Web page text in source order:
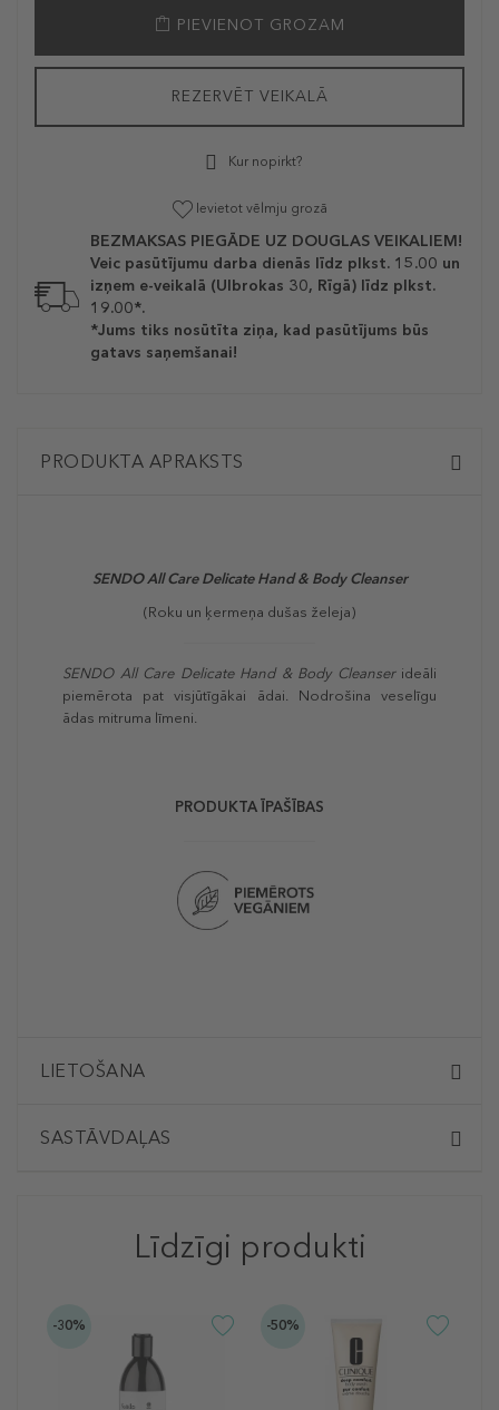
PIEVIENOT GROZAM
REZERVĒT VEIKALĀ
Kur nopirkt?
Ievietot vēlmju grozā
BEZMAKSAS PIEGĀDE UZ DOUGLAS VEIKALIEM!
Veic pasūtījumu darba dienās līdz plkst. 15.00 un
izņem e-veikalā (Ulbrokas 30, Rīgā) līdz plkst.
19.00*.
*Jums tiks nosūtīta ziņa, kad pasūtījums būs
gatavs saņemšanai!
PRODUKTA APRAKSTS
SENDO All Care Delicate Hand & Body Cleanser
(Roku un ķermeņa dušas želeja)
SENDO All Care Delicate Hand & Body Cleanserideāli
piemērota pat visjūtīgākai ādai. Nodrošina veselīgu
ādas mitruma līmeni.
PRODUKTA ĪPAŠĪBAS
LIETOŠANA
SASTĀVDAĻAS
Līdzīgi produkti
-30% -50%